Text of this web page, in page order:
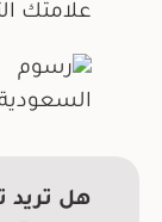
علامتك
هل تريد